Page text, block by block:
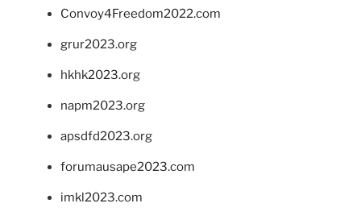
Convoy4Freedom2022.com
grur2023.org
hkhk2023.org
napm2023.org
apsdfd2023.org
forumausape2023.com
imkl2023.com